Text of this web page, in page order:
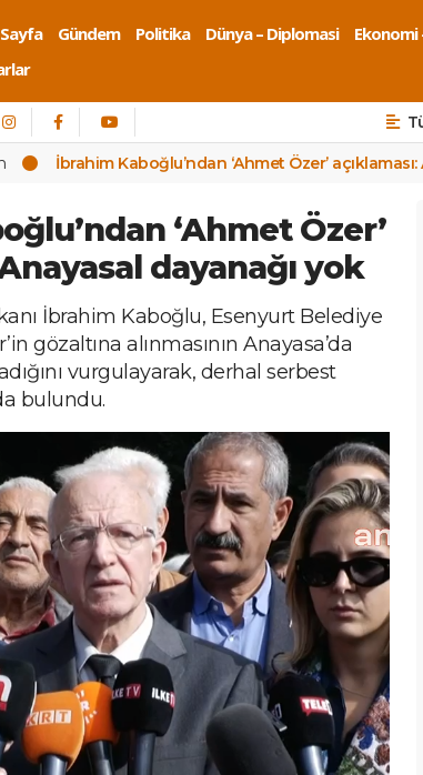
Gündem Politika Dünya – Diplomasi Ekonomi
İbrahim Kaboğlu’ndan ‘Ahmet Özer’
‘Ahmet Özer’
dayanağı yok
İbrahim Kaboğlu, Esenyurt Belediye
gözaltına alınmasının Anayasa’da
vurgulayarak, derhal serbest
bulundu.